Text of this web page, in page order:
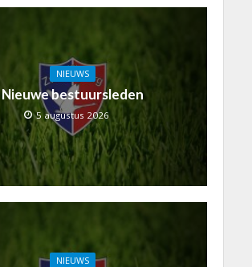
NIEUWS
Nieuwe bestuursleden
5 augustus 2026
NIEUWS